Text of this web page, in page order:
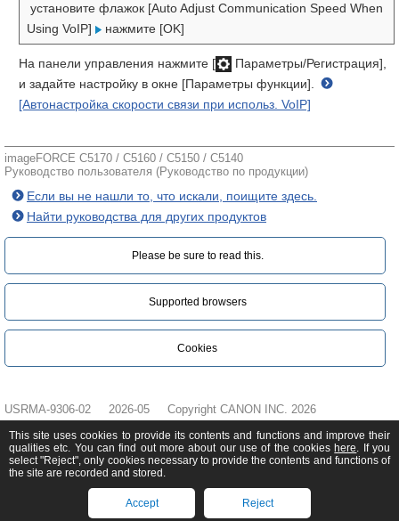
установите флажок [Auto Adjust Communication Speed When
Using VoIP]
нажмите [OK]
На панели управления нажмите [
Параметры/Регистрация],
и задайте настройку в окне [Параметры функции].
[Автонастройка скорости связи при использ. VoIP]
imageFORCE C5170 / C5160 / C5150 / C5140
Руководство пользователя (Руководство по продукции)
Если вы не нашли то, что искали, поищите здесь.
Найти руководства для других продуктов
Please be sure to read this.‎
Supported browsers
Cookies
USRMA-9306-02 2026-05 Copyright CANON INC. 2026
This site uses cookies to provide its contents and functions and improve their
qualities etc. You can find out more about our use of the cookies here. If you
select "Reject", only cookies necessary to provide the contents and functions of
the site are recorded and stored.
Accept Reject